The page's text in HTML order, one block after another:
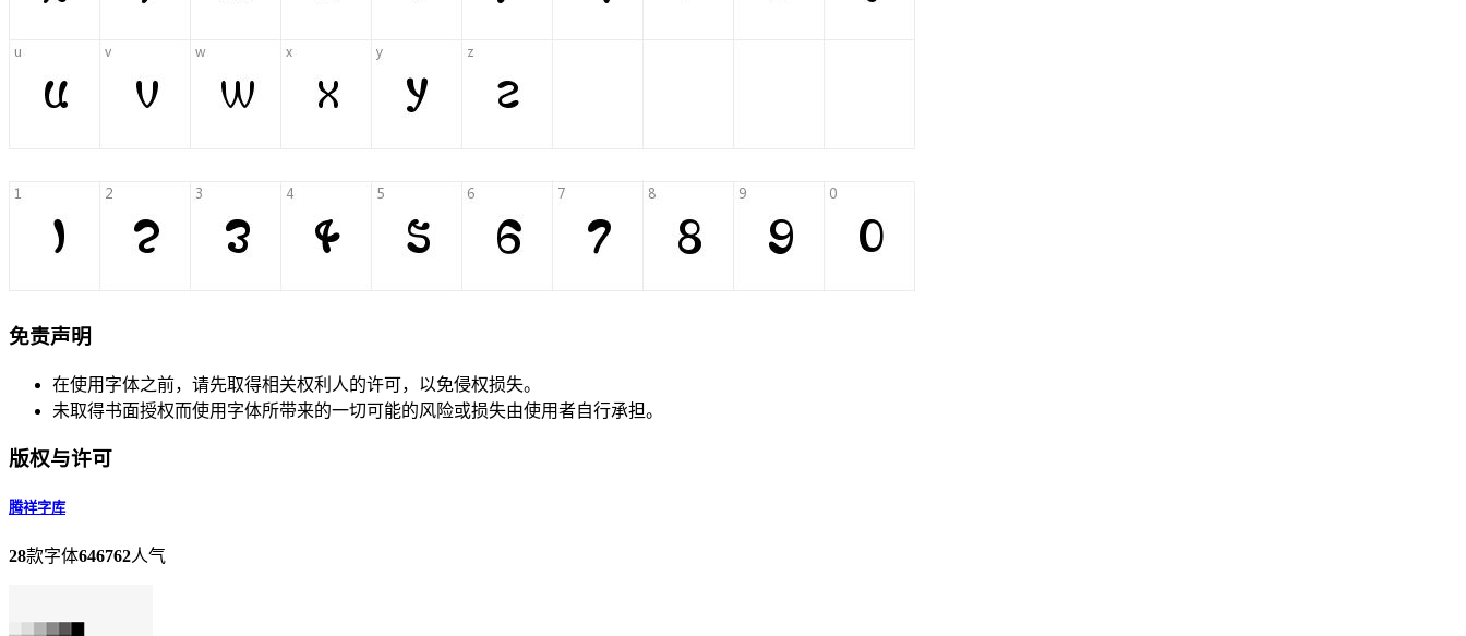
免责声明
在使用字体之前，请先取得相关权利人的许可，以免侵权损失。
未取得书面授权而使用字体所带来的一切可能的风险或损失由使用者自行承担。
版权与许可
腾祥字库
28款字体646762人气